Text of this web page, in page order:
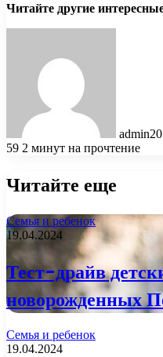
Читайте другие
admin
59 2 минут на прочтение
Читайте еще
Семья и ребенок
19.04.2024
Тест-драйв
новорожденных
Семья и ребенок
19.04.2024